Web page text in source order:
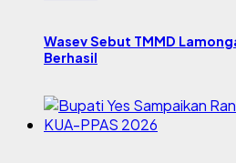
Wasev Sebut TMMD
Berhasil